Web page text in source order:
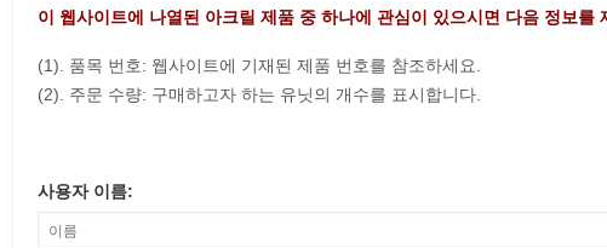
이 웹사이트에 나열된 아크릴 제품 중 하나에 관심이 있으시면 다음 정보를
(1). 품목 번호: 웹사이트에 기재된 제품 번호를 참조하세요.
(2). 주문 수량: 구매하고자 하는 유닛의 개수를 표시합니다.
사용자 이름: